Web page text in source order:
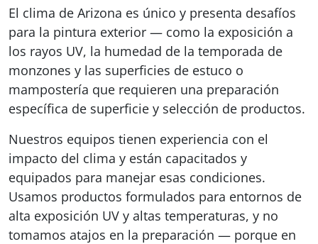
El clima de Arizona es único y presenta desafíos
para la pintura exterior — como la exposición a
los rayos UV, la humedad de la temporada de
monzones y las superficies de estuco o
mampostería que requieren una preparación
específica de superficie y selección de productos.
Nuestros equipos tienen experiencia con el
impacto del clima y están capacitados y
equipados para manejar esas condiciones.
Usamos productos formulados para entornos de
alta exposición UV y altas temperaturas, y no
tomamos atajos en la preparación — porque en